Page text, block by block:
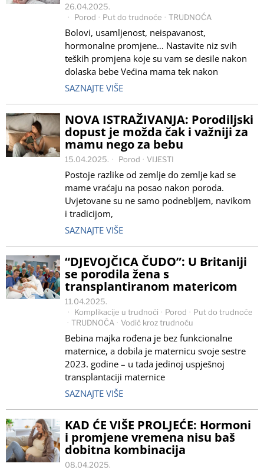
26.04.2025.
Porod · Put do trudnoće · TRUDNOĆA
Bolovi, usamljenost, neispavanost,
hormonalne promjene… Nastavite niz svih
teških promjena koje su vam se desile nakon
dolaska bebe Većina mama tek nakon
SAZNAJTE VIŠE
NOVA ISTRAŽIVANJA: Porodiljski
dopust je možda čak i važniji za
mamu nego za bebu
15.04.2025. Porod · VIJESTI
Postoje razlike od zemlje do zemlje kad se
mame vraćaju na posao nakon poroda.
Uvjetovane su ne samo podnebljem, navikom
i tradicijom,
SAZNAJTE VIŠE
“DJEVOJČICA ČUDO”: U Britaniji
se porodila žena s
transplantiranom matericom
11.04.2025.
Komplikacije u trudnoći · Porod · Put do trudnoće
· TRUDNOĆA · Vodič kroz trudnoću
Bebina majka rođena je bez funkcionalne
maternice, a dobila je maternicu svoje sestre
2023. godine – u tada jedinoj uspješnoj
transplantaciji maternice
SAZNAJTE VIŠE
KAD ĆE VIŠE PROLJEĆE: Hormoni
i promjene vremena nisu baš
dobitna kombinacija
08.04.2025.